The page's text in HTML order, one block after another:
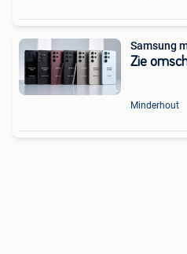
Samsung
Zie
Minderhout